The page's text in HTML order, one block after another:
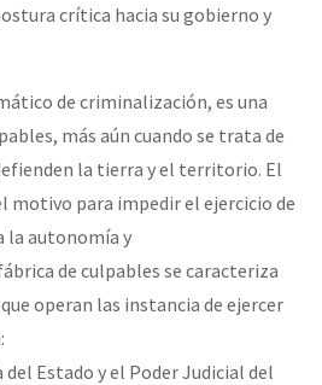
crítica hacia su gobierno y
de criminalización, es una
más aún cuando se trata de
la tierra y el territorio. El
motivo para impedir el ejercicio de
la autonomía y
de culpables se caracteriza
operan las instancia de ejercer
Estado y el Poder Judicial del